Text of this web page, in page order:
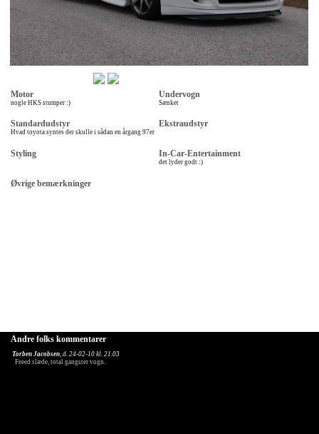
Motor
nogle HKS stumper :)
Undervogn
Sænket
Standardudstyr
Hvad toyota syntes der skulle i sådan en årgang 97er
Ekstraudstyr
Styling In-Car-Entertainment
det lyder godt :)
Øvrige bemærkninger
Andre folks kommentarer
Torben Jacobsen, d. 24-02-10 kl. 21.03
Feeed slæde, total gangster vogn.